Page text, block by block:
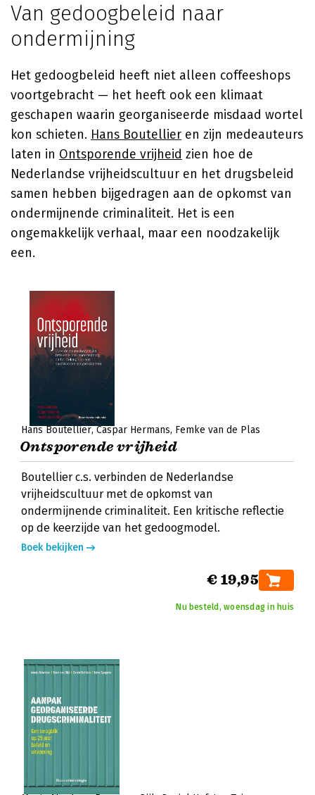
Van gedoogbeleid naar
ondermijning
Het gedoogbeleid heeft niet alleen coffeeshops
voortgebracht — het heeft ook een klimaat
geschapen waarin georganiseerde misdaad wortel
kon schieten. Hans Boutellier en zijn medeauteurs
laten in Ontsporende vrijheid zien hoe de
Nederlandse vrijheidscultuur en het drugsbeleid
samen hebben bijgedragen aan de opkomst van
ondermijnende criminaliteit. Het is een
ongemakkelijk verhaal, maar een noodzakelijk
een.
Hans Boutellier Caspar Hermans Femke van de Plas
Ontsporende vrijheid
Boutellier c.s. verbinden de Nederlandse
vrijheidscultuur met de opkomst van
ondermijnende criminaliteit. Een kritische reflectie
op de keerzijde van het gedoogmodel.
Boek bekijken
€ 19,95
Nu besteld, woensdag in huis